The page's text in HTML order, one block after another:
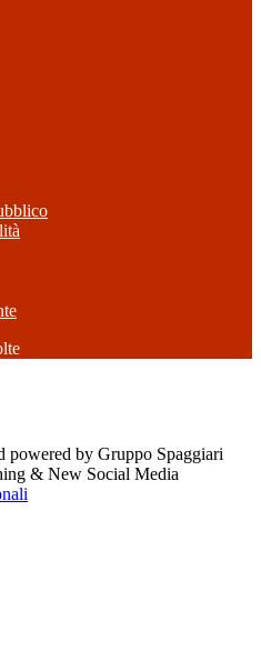
powered by Gruppo Spaggiari
& New Social Media